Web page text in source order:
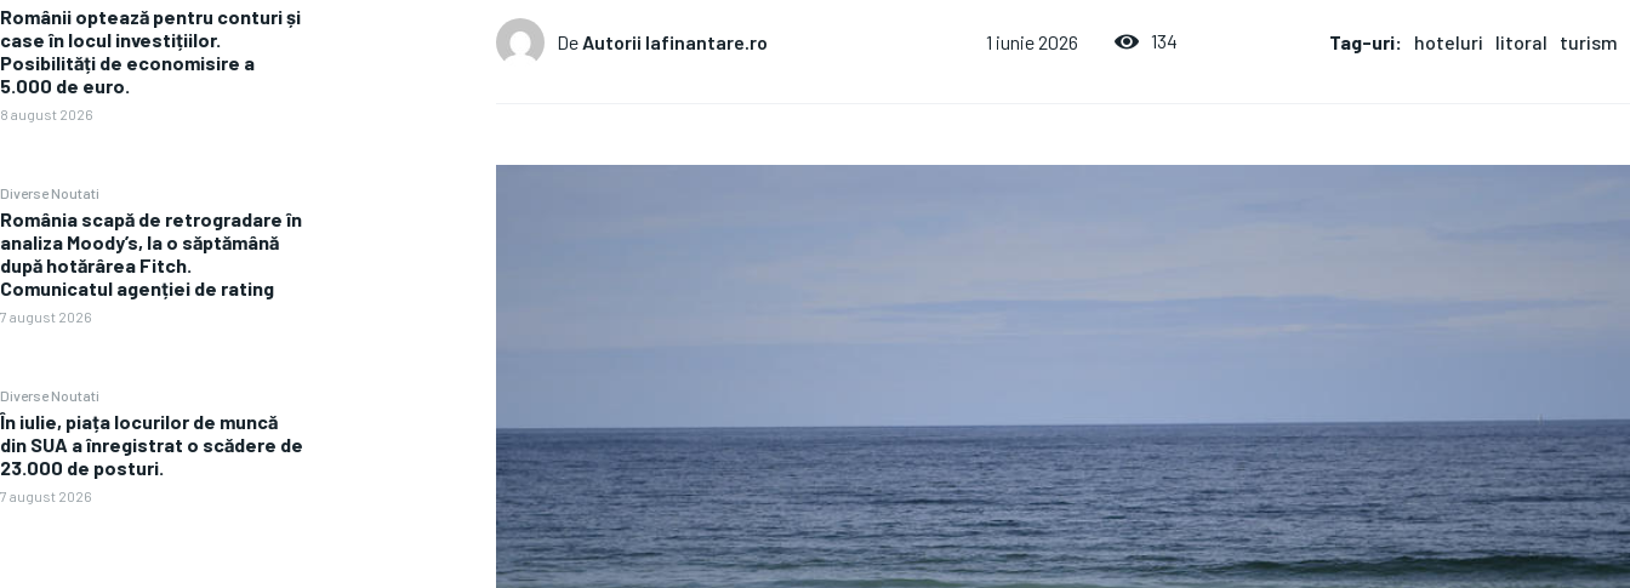
Românii optează pentru conturi și
case în locul investițiilor.
Posibilități de economisire a
5.000 de euro.
8 august 2026
Diverse Noutati
România scapă de retrogradare în
analiza Moody’s, la o săptămână
după hotărârea Fitch.
Comunicatul agenției de rating
7 august 2026
Diverse Noutati
În iulie, piața locurilor de muncă
din SUA a înregistrat o scădere de
23.000 de posturi.
7 august 2026
De Autorii Iafinantare.ro 1 iunie 2026 134 Tag-uri: hoteluri litoral turism